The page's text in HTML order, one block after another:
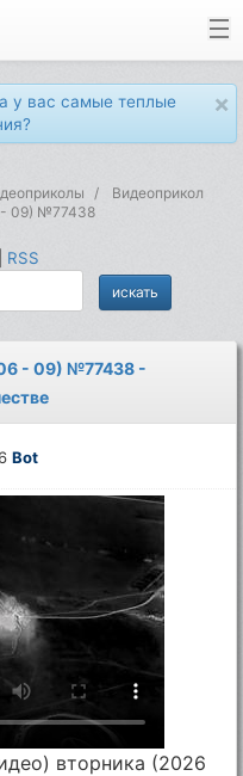
×
у вас самые теплые
Видеоприкол
- 09) №77438
RSS
- 09) №77438 -
Bot
вторника (2026